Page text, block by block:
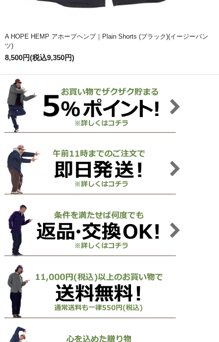
A HOPE HEMP アホープヘンプ｜Plain Shorts (ブラック)(イージーパン
ツ)
8,500円(税込9,350円)